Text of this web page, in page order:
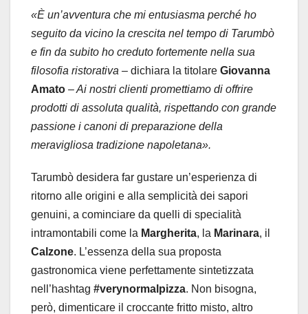
«È un’avventura che mi entusiasma perché ho
seguito da vicino la crescita nel tempo di Tarumbò
e fin da subito ho creduto fortemente nella sua
filosofia ristorativa – dichiara la titolare Giovanna
Amato – Ai nostri clienti promettiamo di offrire
prodotti di assoluta qualità, rispettando con grande
passione i canoni di preparazione della
meravigliosa tradizione napoletana».
Tarumbò desidera far gustare un’esperienza di
ritorno alle origini e alla semplicità dei sapori
genuini, a cominciare da quelli di specialità
intramontabili come la Margherita, la Marinara, il
Calzone. L’essenza della sua proposta
gastronomica viene perfettamente sintetizzata
nell’hashtag #verynormalpizza. Non bisogna,
però, dimenticare il croccante fritto misto, altro